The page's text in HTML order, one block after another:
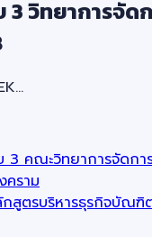
3 วิทยาการจัด
3 คณะวิทยาการจัดก
คราม
สูตรบริหารธุรกิจบัณฑิ